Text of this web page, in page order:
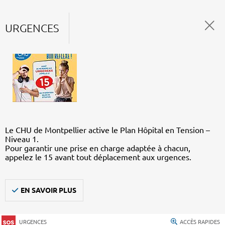
URGENCES
Le CHU de Montpellier active le Plan Hôpital en Tension –
Niveau 1.
Pour garantir une prise en charge adaptée à chacun,
appelez le 15 avant tout déplacement aux urgences.
EN SAVOIR PLUS
URGENCES ACCÈS RAPIDES